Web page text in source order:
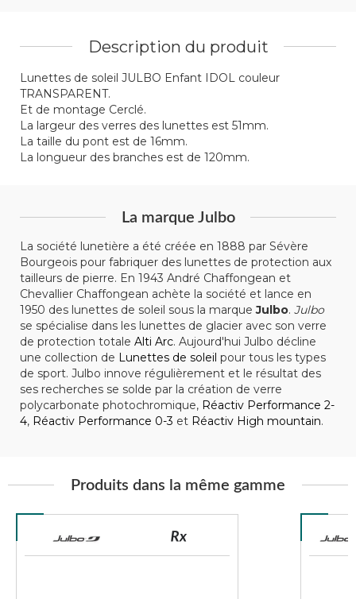
Description du produit
Lunettes de soleil JULBO Enfant IDOL couleur
TRANSPARENT.
Et de montage Cerclé.
La largeur des verres des lunettes est 51mm.
La taille du pont est de 16mm.
La longueur des branches est de 120mm.
La marque Julbo
La société lunetière a été créée en 1888 par Sévère
Bourgeois pour fabriquer des lunettes de protection aux
tailleurs de pierre. En 1943 André Chaffongean et
Chevallier Chaffongean achète la société et lance en
1950 des lunettes de soleil sous la marqueJulbo. Julbo
se spécialise dans les lunettes de glacier avec son verre
de protection totale Alti Arc. Aujourd'hui Julbo décline
une collection de Lunettes de soleil pour tous les types
de sport. Julbo innove régulièrement et le résultat des
ses recherches se solde par la création de verre
polycarbonate photochromique, Réactiv Performance 2-
4, Réactiv Performance 0-3 et Réactiv High mountain.
Produits dans la même gamme